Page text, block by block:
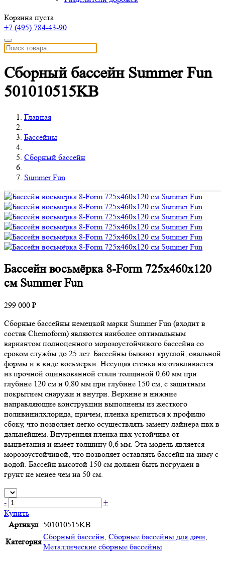
Корзина пуста
+7 (495) 784-43-90
Сборный бассейн Summer Fun
501010515KB
Главная
Бассейны
Сборный бассейн
Summer Fun
Бассейн восьмёрка 8-Form 725х460х120
см Summer Fun
299 000 ₽
Сборные бассейны немецкой марки Summer Fun (входит в
состав Chemoform) являются наиболее оптимальным
вариантом полноценного морозоустойчивого бассейна со
сроком службы до 25 лет. Бассейны бывают круглой, овальной
формы и в виде восьмерки. Несущая стенка изготавливается
из прочной оцинкованной стали толщиной 0,60 мм при
глубине 120 см и 0,80 мм при глубине 150 см, с защитным
покрытием снаружи и внутри. Верхние и нижние
направляющие конструкции выполнены из жесткого
поливинилхлорида, причем, пленка крепиться к профилю
сбоку, что позволяет легко осуществлять замену лайнера пвх в
дальнейшем. Внутренняя пленка пвх устойчива от
выцветания и имеет толщину 0,6 мм. Эта модель является
морозоустойчивой, что позволяет оставлять бассейн на зиму с
водой. Бассейн высотой 150 см должен быть погружен в
грунт не менее чем на 50 см.
-
+
Купить
Артикул 501010515KB
Категория
Сборный бассейн Сборные бассейны для дачи
Металлические сборные бассейны